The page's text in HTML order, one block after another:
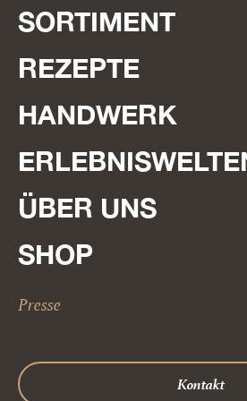
SORTIMENT
REZEPTE
HANDWERK
ÜBER UNS
SHOP
Presse
Kontakt